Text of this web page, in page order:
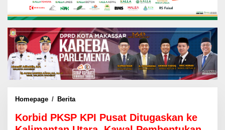
Homepage / BeritaK
r
b
Korbid PKSP KPI Pusat Ditugaskan ke